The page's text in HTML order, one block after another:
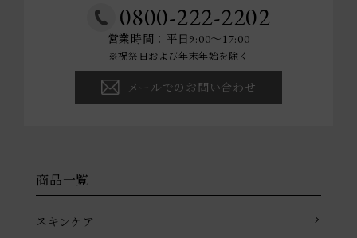
0800-222-2202
営業時間：平日9:00～17:00
※祝祭日および年末年始を除く
メールでのお問い合わせ
商品一覧
スキンケア